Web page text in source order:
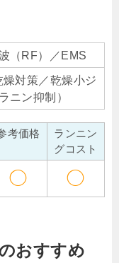
（RF）／EMS
対策／乾燥小ジ
ニン抑制）
考価格
ランニン
グコスト
◯ ◯
おすすめ